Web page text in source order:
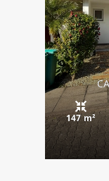
147 m²